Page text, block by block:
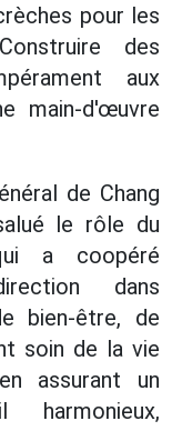
pour les
des
aux
main-d'œuvre
de Chang
le rôle du
a coopéré
dans
bien-être, de
soin de la vie
assurant un
harmonieux,